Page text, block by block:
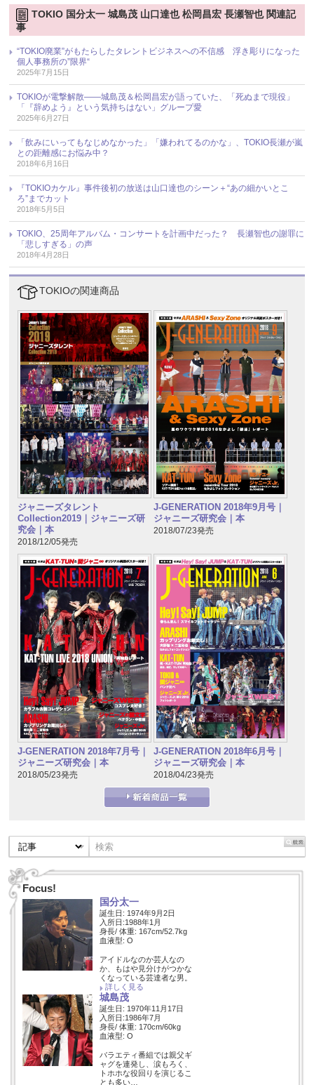
TOKIO 国分太一 城島茂 山口達也 松岡昌宏 長瀬智也 関連記
事
“TOKIO廃業”がもたらしたタレントビジネスへの不信感 浮き彫りになった
個人事務所の”限界“
2025年7月15日
TOKIOが電撃解散――城島茂＆松岡昌宏が語っていた、「死ぬまで現役」
「『辞めよう』という気持ちはない」グループ愛
2025年6月27日
「飲みにいってもなじめなかった」「嫌われてるのかな」、TOKIO長瀬が嵐
との距離感にお悩み中？
2018年6月16日
『TOKIOカケル』事件後初の放送は山口達也のシーン＋“あの細かいとこ
ろ”までカット
2018年5月5日
TOKIO、25周年アルバム・コンサートを計画中だった？ 長瀬智也の謝罪に
「悲しすぎる」の声
2018年4月28日
TOKIOの関連商品
ジャニーズタレント
Collection2019｜ジャニーズ研
究会｜本
2018/12/05発売
J-GENERATION 2018年9月号｜
ジャニーズ研究会｜本
2018/07/23発売
J-GENERATION 2018年7月号｜
ジャニーズ研究会｜本
2018/05/23発売
J-GENERATION 2018年6月号｜
ジャニーズ研究会｜本
2018/04/23発売
Focus!
国分太一
誕生日: 1974年9月2日
入所日:1988年1月
身長/ 体重: 167cm/52.7kg
血液型: O
アイドルなのか芸人なの
か、もはや見分けがつかな
くなっている芸達者な男。
詳しく見る
城島茂
誕生日: 1970年11月17日
入所日:1986年7月
身長/ 体重: 170cm/60kg
血液型: O
バラエティ番組では親父ギ
ャグを連発し、涙もろく、
トホホな役回りを演じるこ
とも多い…